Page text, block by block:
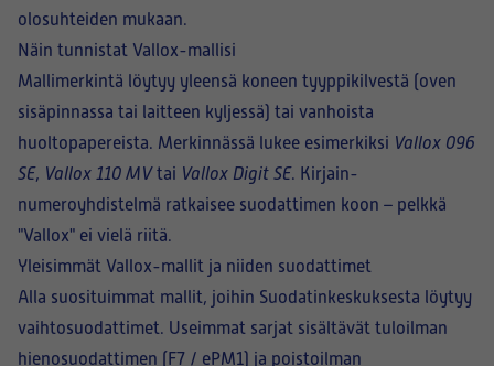
olosuhteiden mukaan.
Näin tunnistat Vallox-mallisi
Mallimerkintä löytyy yleensä koneen tyyppikilvestä (oven
sisäpinnassa tai laitteen kyljessä) tai vanhoista
huoltopapereista. Merkinnässä lukee esimerkiksi Vallox 096
SE, Vallox 110 MVtai Vallox Digit SE. Kirjain-
numeroyhdistelmä ratkaisee suodattimen koon – pelkkä
"Vallox" ei vielä riitä.
Yleisimmät Vallox-mallit ja niiden suodattimet
Alla suosituimmat mallit, joihin Suodatinkeskuksesta löytyy
vaihtosuodattimet. Useimmat sarjat sisältävät tuloilman
hienosuodattimen (F7 / ePM1) ja poistoilman